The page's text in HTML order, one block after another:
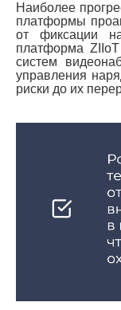
Наиболее
платформы
от фиксации
платформа
систем
управления
риски до их